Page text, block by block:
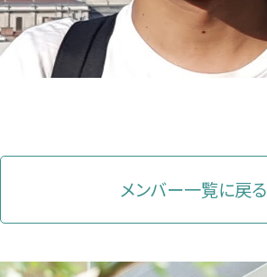
メンバー一覧に戻る